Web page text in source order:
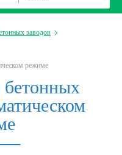
заводов
режиме
бетонных